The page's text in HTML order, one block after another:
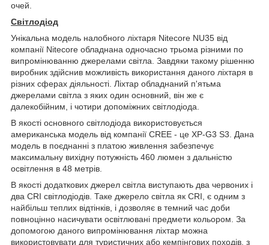
очей.
Світлодіод
Унікальна модель налобного ліхтаря Nitecore NU35 від
компанії Nitecore обладнана одночасно трьома різними по
випромінюванню джерелами світла. Завдяки такому рішенню
виробник здійснив можливість використання даного ліхтаря в
різних сферах діяльності. Ліхтар обладнаний п'ятьма
джерелами світла з яких один основний, він же є
далекобійним, і чотири допоміжних світлодіода.
В якості основного світлодіода використовується
американська модель від компанії CREE - це XP-G3 S3. Дана
модель в поєднанні з платою живлення забезпечує
максимальну вихідну потужність 460 люмен з дальністю
освітлення в 48 метрів.
В якості додаткових джерел світла виступають два червоних і
два CRI світлодіодів. Таке джерело світла як CRI, є одним з
найбільш теплих відтінків, і дозволяє в темний час доби
повноцінно насичувати освітлювані предмети кольором. За
допомогою даного випромінювання ліхтар можна
використовувати для туристичних або кемпінгових походів, з